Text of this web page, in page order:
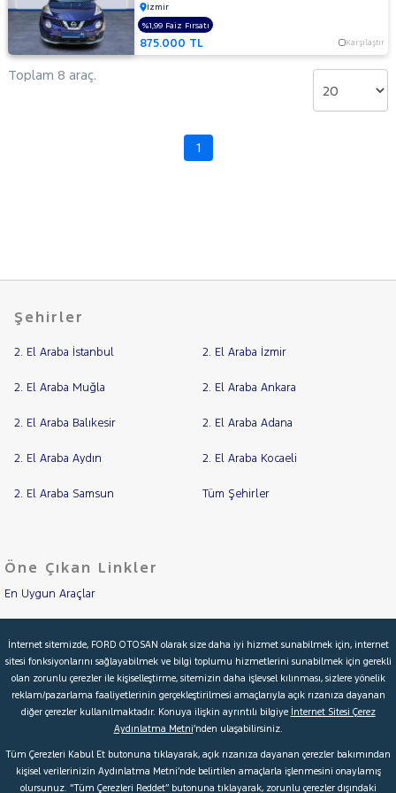
SSANGYONG
SUBARU
TESLA
İzmir
875.000 TL Karşılaştır
%1,99 Faiz Fırsatı
Toplam 8 araç.
1
Şehirler
2. El Araba İstanbul 2. El Araba İzmir
2. El Araba Muğla 2. El Araba Ankara
2. El Araba Balıkesir 2. El Araba Adana
2. El Araba Aydın 2. El Araba Kocaeli
2. El Araba Samsun Tüm Şehirler
Öne Çıkan Linkler
En Uygun Araçlar
İkinci El Garanti
Kampanyalar
Kredi Hesaplama & Başvuru
İnternet sitemizde, FORD OTOSAN olarak size daha iyi hizmet sunabilmek için, internet
sitesi fonksiyonlarını sağlayabilmek ve bilgi toplumu hizmetlerini sunabilmek için gerekli
olan zorunlu çerezler ile kişiselleştirme, sitemizin daha işlevsel kılınması, sizlere yönelik
reklam/pazarlama faaliyetlerinin gerçekleştirilmesi amaçlarıyla açık rızanıza dayanan
diğer çerezler kullanılmaktadır. Konuya ilişkin ayrıntılı bilgiye İnternet Sitesi Çerez
Aydınlatma Metni’nden ulaşabilirsiniz.
Tüm Çerezleri Kabul Et butonuna tıklayarak, açık rızanıza dayanan çerezler bakımından
kişisel verilerinizin Aydınlatma Metni’nde belirtilen amaçlarla işlenmesini onaylamış
olursunuz. “Tüm Çerezleri Reddet” butonuna tıklayarak, zorunlu çerezler dışındaki